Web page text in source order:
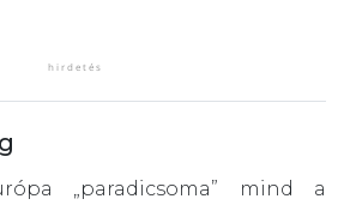
„paradicsoma” mind a